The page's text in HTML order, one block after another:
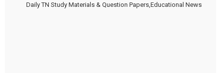
Daily TN Study Materials & Question Papers,Educational News